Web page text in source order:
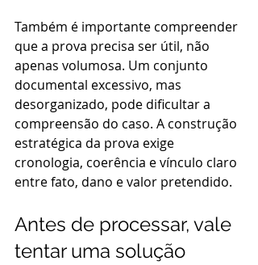
Também é importante compreender
que a prova precisa ser útil, não
apenas volumosa. Um conjunto
documental excessivo, mas
desorganizado, pode dificultar a
compreensão do caso. A construção
estratégica da prova exige
cronologia, coerência e vínculo claro
entre fato, dano e valor pretendido.
Antes de processar, vale
tentar uma solução